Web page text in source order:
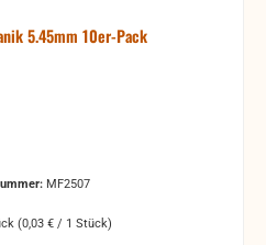
5.45mm 10er-Pack
MF2507
(0,03 € / 1 Stück)